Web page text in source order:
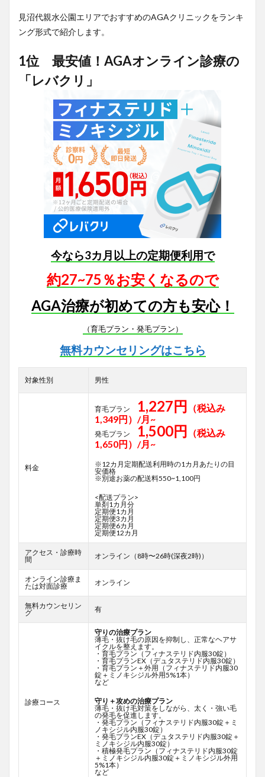
見沼代親水公園エリアでおすすめのAGAクリニックをランキ
ング形式で紹介します。
1位 最安値！AGAオンライン診療の
「レバクリ」
今なら3カ月以上の定期便利用で
約27~75％お安くなるので
AGA治療が初めての方も安心！
（育毛プラン・発毛プラン）
無料カウンセリングはこちら
対象性別 男性
料金
育毛プラン 1,227円 （税込み
1,349円）/月~
発毛プラン 1,500円 （税込み
1,650円）/月~
※12カ月定期配送利用時の1カ月あたりの目
安価格
※別途お薬の配送料550~1,100円
<配送プラン>
単剤1カ月分
定期便1カ月
定期便3カ月
定期便6カ月
定期便12カ月
アクセス・診療時
間
オンライン（8時〜26時(深夜2時)）
オンライン診療ま
たは対面診療
オンライン
無料カウンセリン
グ
有
診療コース
守りの治療プラン
薄毛・抜け毛の原因を抑制し、正常なヘアサ
イクルを整えます。
・育毛プラン（フィナステリド内服30錠）
・育毛プランEX（デュタステリド内服30錠）
・育毛プラン＋外用（フィナステリド内服30
錠＋ミノキシジル外用5%1本）
など
守り＋攻めの治療プラン
薄毛・抜け毛対策をしながら、太く・強い毛
の発毛を促進します。
・発毛プラン（フィナステリド内服30錠＋ミ
ノキシジル内服30錠）
・発毛プランEX（デュタステリド内服30錠＋
ミノキシジル内服30錠）
・積極発毛プラン（フィナステリド内服30錠
＋ミノキシジル内服30錠＋ミノキシジル外用
5%1本）
など